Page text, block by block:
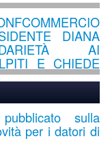
DIANA
AI
E CHIEDE
DEI
sulla
per i datori di